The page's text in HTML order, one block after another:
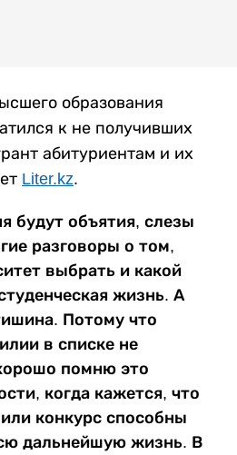
образования
к не получивших
абитуриентам и их
Liter.kz.
будут объятия, слезы
разговоры о том,
выбрать и какой
жизнь. А
Потому что
в списке не
помню это
когда кажется, что
конкурс способны
дальнейшую жизнь. В